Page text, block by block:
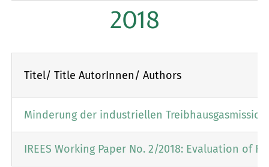
2018
Titel/ Title AutorInnen/ Authors
Minderung der industriellen
IREES Working Paper No. 2/2018: Evaluation of